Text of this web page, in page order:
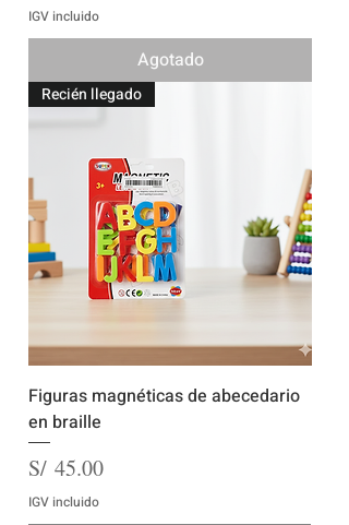
IGV incluido
Agotado
Recién llegado
Figuras magnéticas de abecedario
en braille
Precio
S/ 45.00
IGV incluido